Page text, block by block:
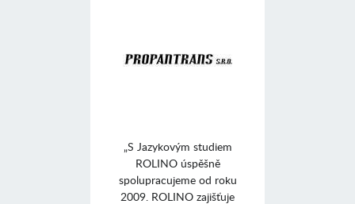
„S Jazykovým studiem
ROLINO úspěšně
spolupracujeme od roku
2009. ROLINO zajišťuje